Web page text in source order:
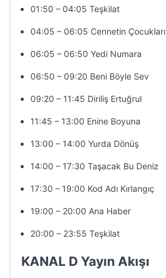
01:50 – 04:05 Teşkilat
04:05 – 06:05 Cennetin Çocukları
06:05 – 06:50 Yedi Numara
06:50 – 09:20 Beni Böyle Sev
09:20 – 11:45 Diriliş Ertuğrul
11:45 – 13:00 Enine Boyuna
13:00 – 14:00 Yurda Dönüş
14:00 – 17:30 Taşacak Bu Deniz
17:30 – 19:00 Kod Adı Kırlangıç
19:00 – 20:00 Ana Haber
20:00 – 23:55 Teşkilat
KANAL D Yayın Akışı